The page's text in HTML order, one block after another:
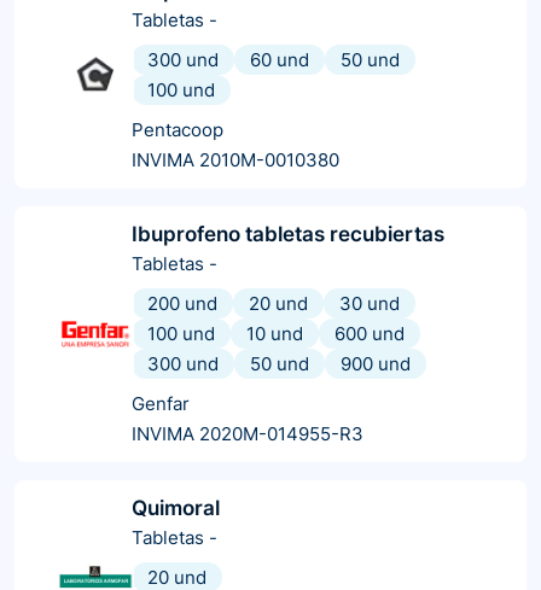
Tabletas -
300 und
60 und
50 und
100 und
Pentacoop
INVIMA 2010M-0010380
Ibuprofeno tabletas recubiertas
Tabletas -
200 und
20 und
30 und
100 und
10 und
600 und
300 und
50 und
900 und
Genfar
INVIMA 2020M-014955-R3
Quimoral
Tabletas -
20 und